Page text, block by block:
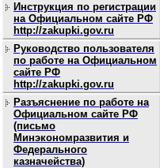
Инструкция по регистрации
на Официальном сайте РФ
http://zakupki.gov.ru
Руководство пользователя
по работе на Официальном
сайте РФ
http://zakupki.gov.ru
Разъяснение по работе на
Официальном сайте РФ
(письмо
Минэкономразвития и
Федерального
казначейства)